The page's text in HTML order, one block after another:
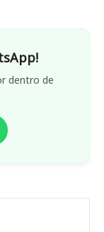
dentro de